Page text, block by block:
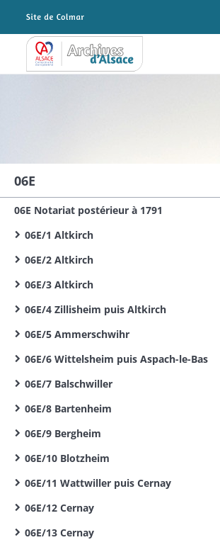
Archives Alsace - Colmar
06E
06E Notariat postérieur à 1791
06E/1 Altkirch
06E/2 Altkirch
06E/3 Altkirch
06E/4 Zillisheim puis Altkirch
06E/5 Ammerschwihr
06E/6 Wittelsheim puis Aspach-le-Bas
06E/7 Balschwiller
06E/8 Bartenheim
06E/9 Bergheim
06E/10 Blotzheim
06E/11 Wattwiller puis Cernay
06E/12 Cernay
06E/13 Cernay